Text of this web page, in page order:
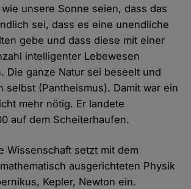
unsere Sonne seien, dass das
sei, dass es eine unendliche
gebe und dass diese mit einer
intelligenter Lebewesen
Die ganze Natur sei beseelt und
selbst (Pantheismus). Damit war ein
mehr nötig. Er landete
auf dem Scheiterhaufen.
Wissenschaft setzt mit dem
ausgerichteten Physik
Kepler, Newton ein.